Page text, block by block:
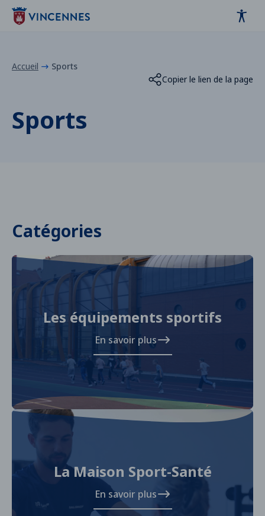
contenu
Accueil
Sports
Copier le lien de la page
Sports
Catégories
Les équipements sportifs
En savoir plus
La Maison Sport-Santé
En savoir plus
Panneau de gestion des cookies